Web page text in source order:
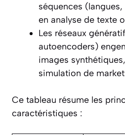
séquences
en analyse de texte
Les réseaux
autoencoders)
images
simulation de
Ce tableau résume les
caractéristiques :